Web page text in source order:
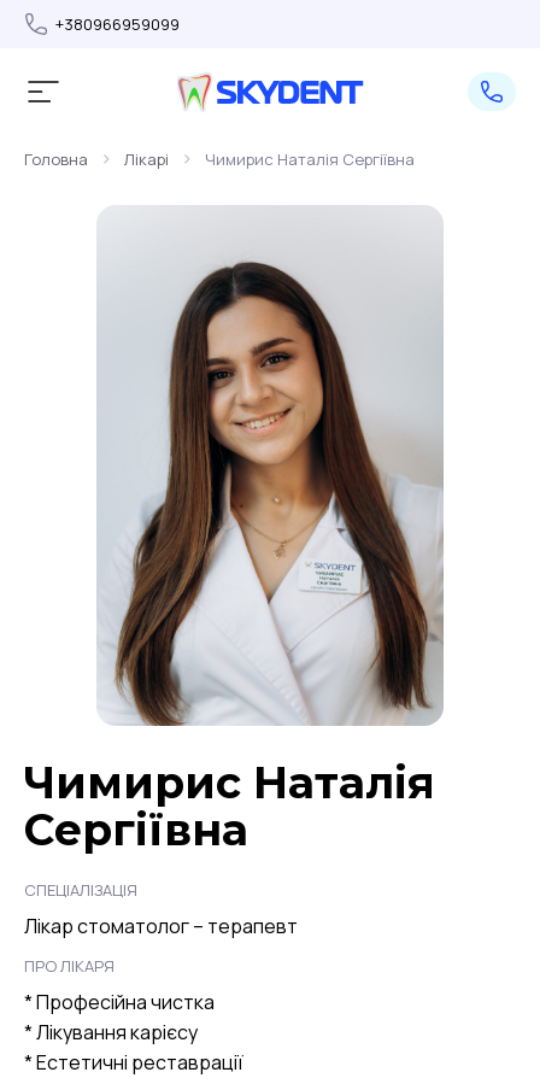
+380966959099
Головна > Лікарі > Чимирис Наталія Сергіївна
Чимирис Наталія
Сергіївна
СПЕЦІАЛІЗАЦІЯ
Лікар стоматолог – терапевт
ПРО ЛІКАРЯ
* Професійна чистка
* Лікування карієсу
* Естетичні реставрації